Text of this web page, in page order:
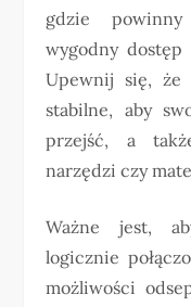
gdzie
wygodny
Upewnij się,
stabilne, aby
przejść, a
narzędzi czy
Ważne jest,
logicznie
możliwości